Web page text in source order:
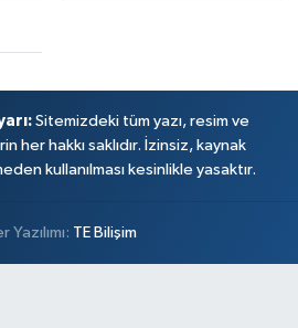
Sitemizdeki tüm yazı, resim ve
her hakkı saklıdır. İzinsiz, kaynak
kullanılması kesinlikle yasaktır.
Yazılımı: TE Bilişim